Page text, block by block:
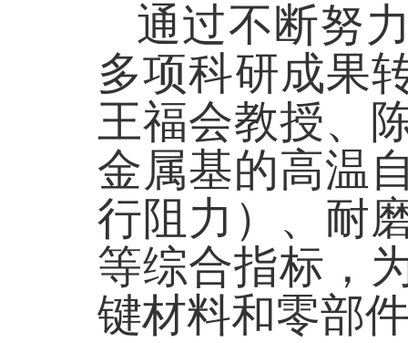
通过不断努
多项科研成果
王福会教授、
金属基的高温
行阻力）、耐
等综合指标，
键材料和零部